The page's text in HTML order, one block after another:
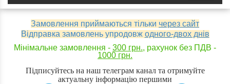
Замовлення приймаються тільки через сайт
Відправка замовлень упродовж одного-двох днів
Мінімальне замовлення - 300 грн., рахунок без ПДВ -
1000 грн.
Підписуйтесь на наш телеграм канал та отримуйте
актуальну інформацію першими